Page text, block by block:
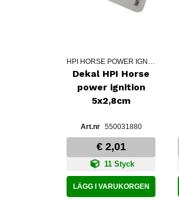
Dekal HPI Horse
power ignition
5x2,8cm
550031880
€ 2,01
11 Styck
LÄGG I VARUKORGEN